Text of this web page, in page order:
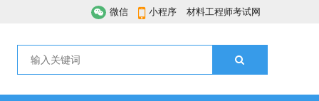
微信 小程序 材料工程师考试网